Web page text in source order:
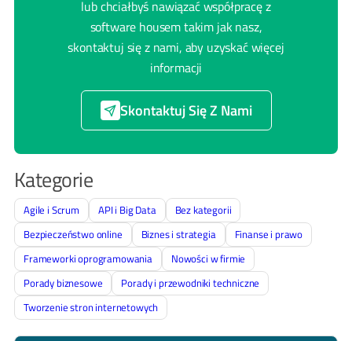
lub chciałbyś nawiązać współpracę z
software housem takim jak nasz,
skontaktuj się z nami, aby uzyskać więcej
informacji
Skontaktuj Się Z Nami
Kategorie
Agile i Scrum API i Big Data
Bez kategorii
Bezpieczeństwo online
Biznes i strategia
Finanse i prawo
Frameworki oprogramowania
Nowości w firmie
Porady biznesowe
Porady i przewodniki techniczne
Tworzenie stron internetowych